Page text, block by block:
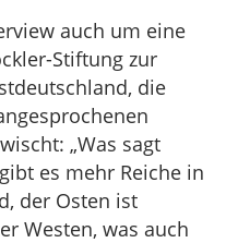
auch um eine
Stiftung zur
die
„Was sagt
es mehr Reiche in
der Osten ist
Westen, was auch